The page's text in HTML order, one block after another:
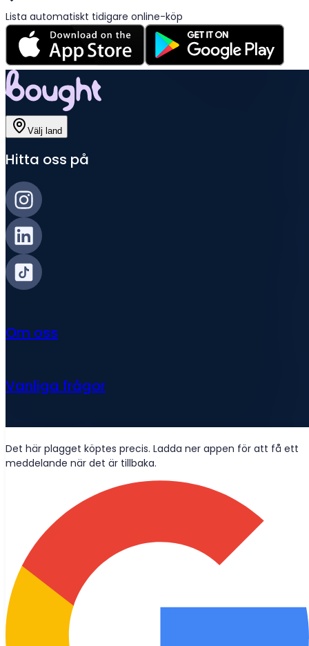
Det här plagget köptes precis. Ladda ner appen för att få ett
meddelande när det är tillbaka.
Lista automatiskt tidigare online-köp
Välj land
Hitta oss på
Om oss
Vanliga frågor
Wolt-leveranser
Bli vänner?
Håll dig uppdaterad med de senaste nyheterna, blogginlägg
och produktuppdateringar levererade direkt till din inkorg.
Gå med
© 2026 Bought Oy